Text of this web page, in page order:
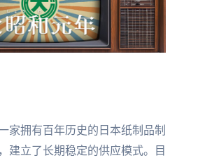
家拥有百年历史的日本纸制品制
建立了长期稳定的供应模式。目